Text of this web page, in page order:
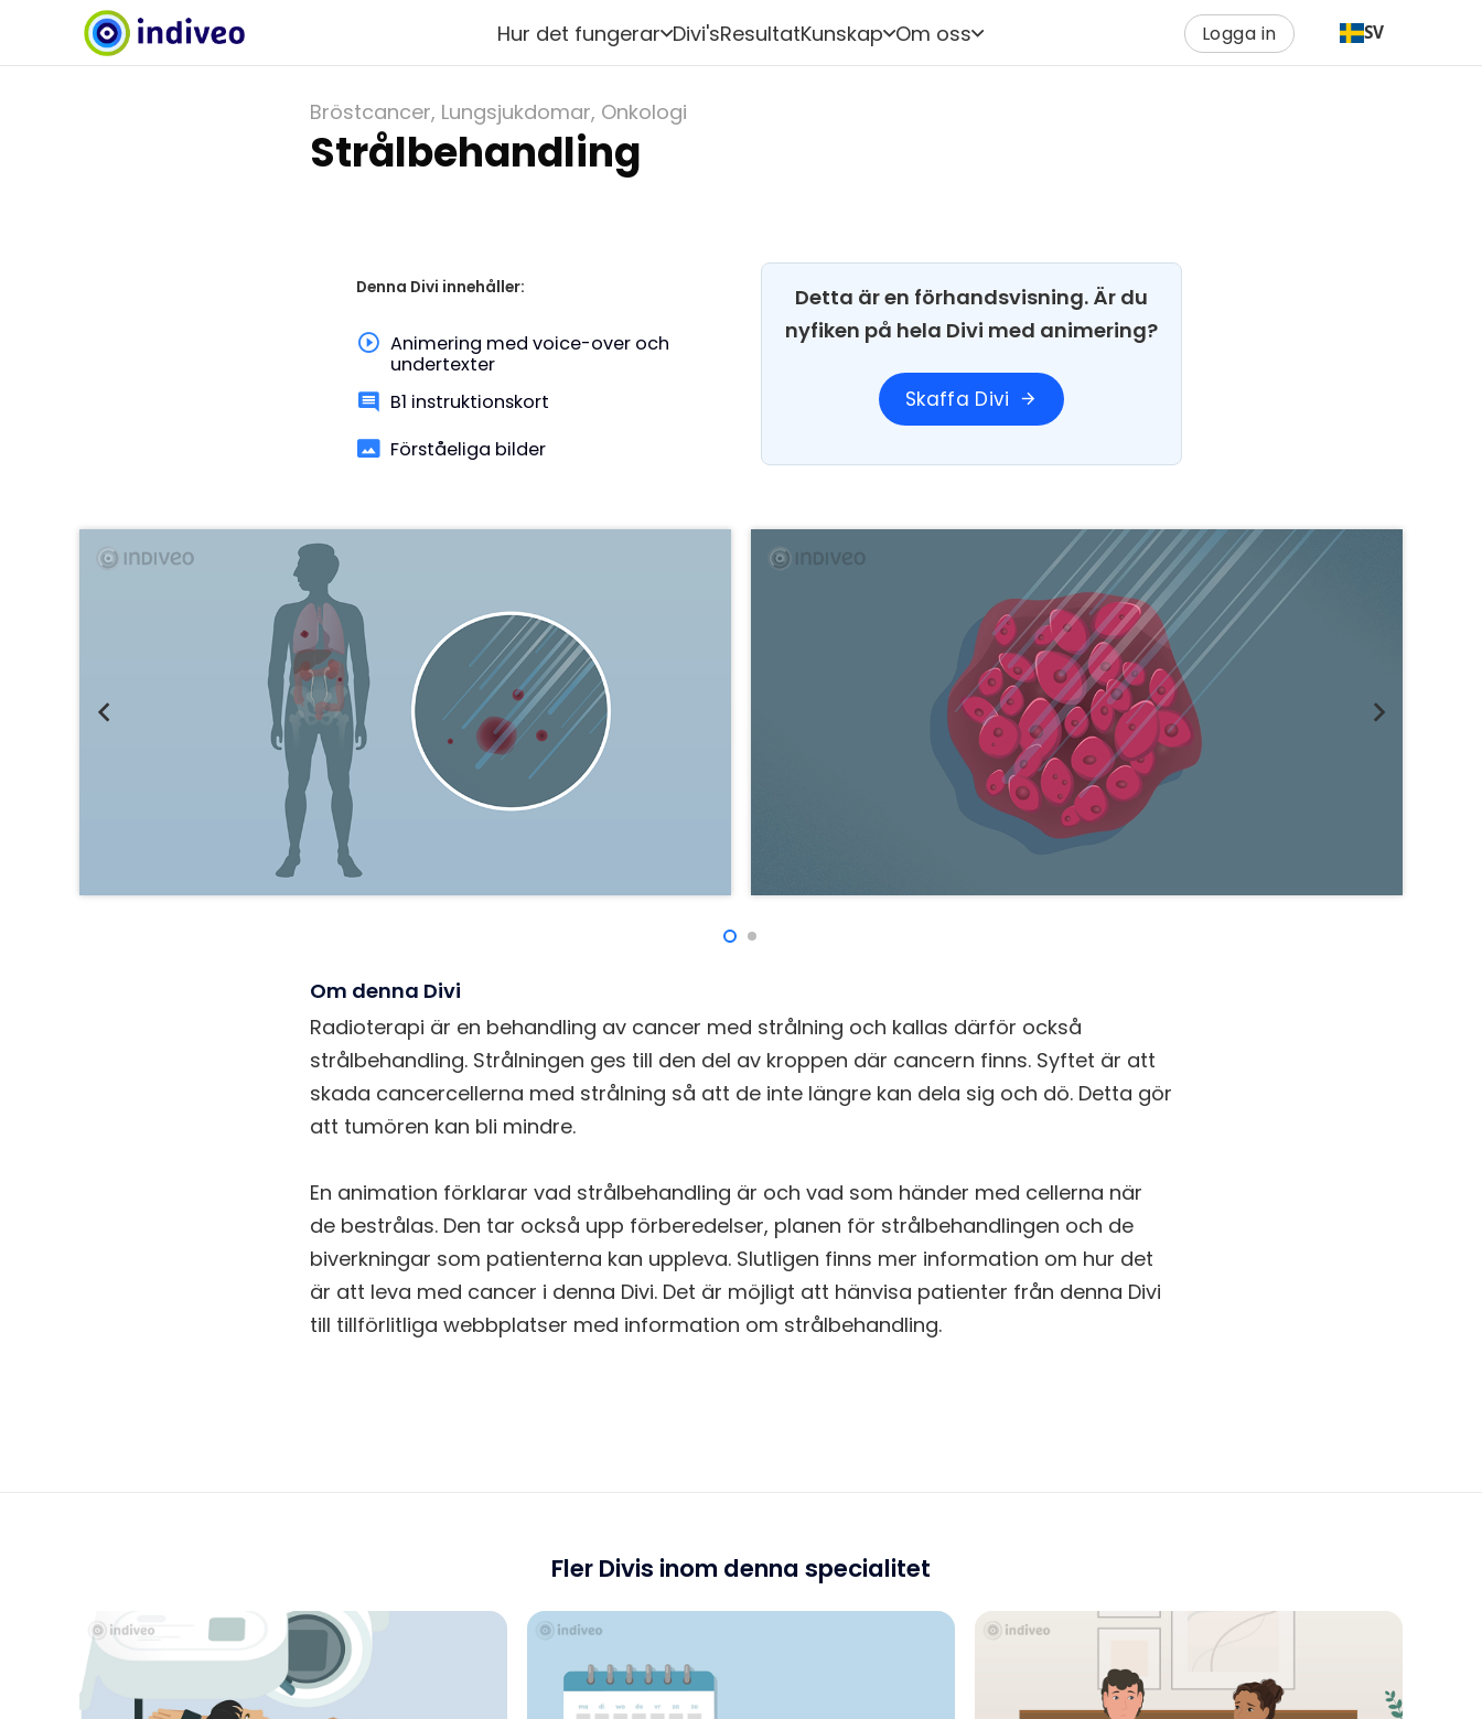
Hur det fungerar Divi'sResultatKunskap Om oss Logga in SV
Bröstcancer, Lungsjukdomar, Onkologi
Strålbehandling
Denna Divi innehåller:
Animering med voice-over och
undertexter
B1 instruktionskort
Förståeliga bilder
Detta är en förhandsvisning. Är du
nyfiken på hela Divi med animering?
Skaffa Divi arrow_forward
Om denna Divi
Radioterapi är en behandling av cancer med strålning och kallas därför också
strålbehandling. Strålningen ges till den del av kroppen där cancern finns. Syftet är att
skada cancercellerna med strålning så att de inte längre kan dela sig och dö. Detta gör
att tumören kan bli mindre.
En animation förklarar vad strålbehandling är och vad som händer med cellerna när
de bestrålas. Den tar också upp förberedelser, planen för strålbehandlingen och de
biverkningar som patienterna kan uppleva. Slutligen finns mer information om hur det
är att leva med cancer i denna Divi. Det är möjligt att hänvisa patienter från denna Divi
till tillförlitliga webbplatser med information om strålbehandling.
Fler Divis inom denna specialitet